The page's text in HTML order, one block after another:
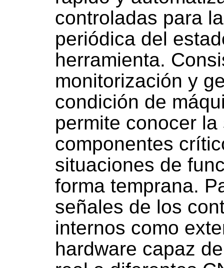
controladas para
periódica del
herramienta.
monitorización y
condición de
permite conocer
componentes
situaciones de
forma temprana.
señales de los
internos como
hardware capaz